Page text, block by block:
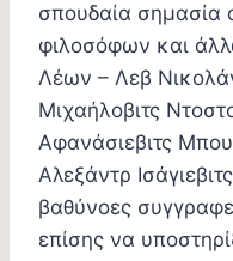
σπουδαία
φιλοσόφων και
Λέων – Λεβ
Μιχαήλοβιτς
Αφανάσιεβιτς
Αλεξάντρ
βαθύνοες
επίσης να